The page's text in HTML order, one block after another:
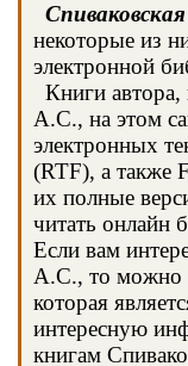
некоторые из
электронной
Книги автора,
А.С., на этом
электронных
(RTF), а также
их полные
читать онлайн
Если вам
А.С., то можно
которая
интересную
книгам